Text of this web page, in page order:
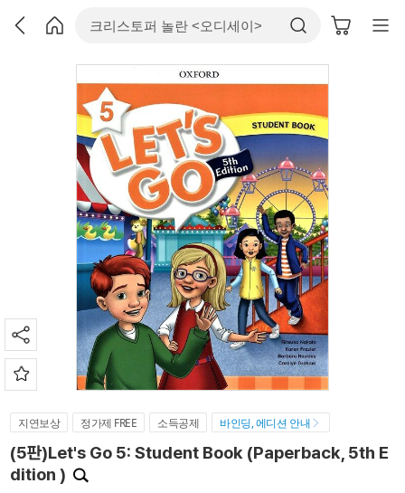
지연보상 정가제 FREE 소득공제 바인딩, 에디션 안내
(5판)Let's Go 5: Student Book (Paperback, 5th E
dition )